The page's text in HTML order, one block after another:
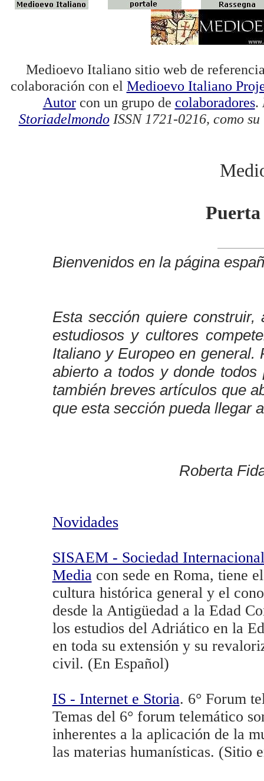
Medioevo Italiano sitio web de
colaboración con el Medioevo Italiano
Autorcon un grupo de colaboradores.
StoriadelmondoISSN 1721-0216, como
Bienvenidos en la página
Esta sección quiere
estudiosos y cultores
Italiano y Europeo en
abierto a todos y donde
también breves artículos que
que esta sección pueda llegar
Roberta
Novidades
SISAEM - Sociedad
Mediacon sede en Roma, tiene
cultura histórica general y el
desde la Antigüedad a la Edad
los estudios del Adriático en la
en toda su extensión y su
civil. (En Español)
IS - Internet e Storia. 6° Forum
Temas del 6° forum telemático
inherentes a la aplicación de la
las materias humanísticas. (Sitio